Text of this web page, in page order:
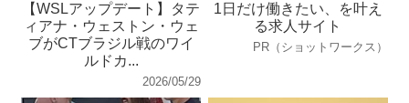
【WSLアップデート】タテ
ィアナ・ウェストン・ウェ
ブがCTブラジル戦のワイ
ルドカ...
2026/05/29
1日だけ働きたい、を叶え
る求人サイト
PR（ショットワークス）